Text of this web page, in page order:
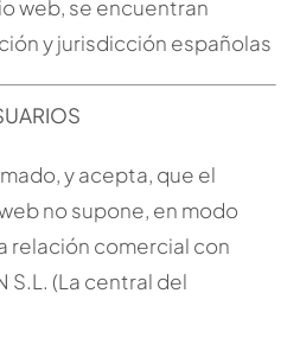
web, se encuentran
y jurisdicción españolas
y acepta, que el
no supone, en modo
relación comercial con
S.L. (La central del